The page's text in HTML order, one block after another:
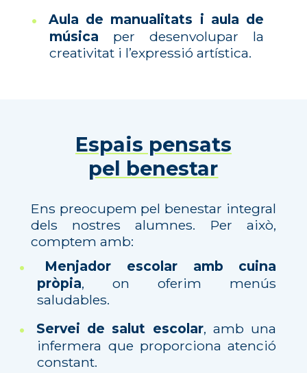
Aula de manualitats i aula de
música per desenvolupar la
creativitat i l’expressió artística.
Espais pensats
pel benestar
Ens preocupem pel benestar integral
dels nostres alumnes. Per això,
comptem amb:
Menjador escolar amb cuina
pròpia, on oferim menús
saludables.
Servei de salut escolar, amb una
infermera que proporciona atenció
constant.